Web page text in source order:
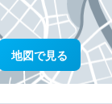
地図で見る